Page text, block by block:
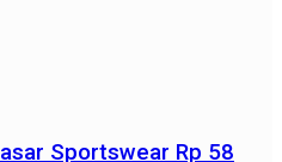
Sportswear Rp 58